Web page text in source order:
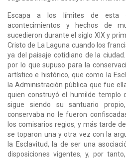
Escapa a los límites de esta
acontecimientos y hechos de
sucedieron durante el siglo XIX y
Cristo de La Laguna cuando los
ya del paisaje cotidiano de la
por lo que supuso para la
artístico e histórico, que como la
la Administración pública que fue
quien construyó el humilde templo
sigue siendo su santuario
conservaba no le fueron
los comisarios regios, y más tarde
se toparon una y otra vez con la
la Esclavitud, la de ser una
disposiciones vigentes, y, por